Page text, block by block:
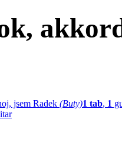
jsem Radek (Buty)1 tab, 1